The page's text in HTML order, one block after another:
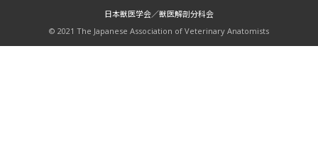
日本獣医学会／獣医解剖分科会
© 2021 The Japanese Association of Veterinary Anatomists